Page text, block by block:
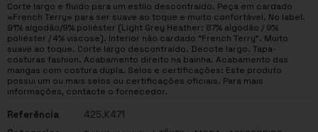
Corte largo e fluido para um estilo descontraído. Peça em cardado
«French Terry» para ser suave ao toque e muito confortável. No label.
91% algodão/9% poliéster (Light Grey Heather: 87% algodão / 9%
poliéster / 4% viscose). Interior não cardado “French Terry”. Muito
suave ao toque. Corte largo descontraído. Decote largo. Tapa-
costuras fashion. Acabamento direito na bainha. Acabamento das
mangas com costura dupla. Selos e certificações: Este produto
possui um ou mais selos ou certificações oficiais. Para mais
informações, contacte o fornecedor.
Referência
425.K471